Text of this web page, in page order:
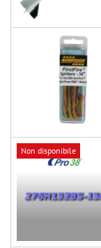
Non disponibile